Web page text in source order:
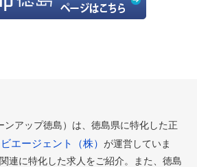
ンアップ徳島）は、徳島県に特化した正
エージェント（株） が運営していま
連に特化した求人をご紹介。また、徳島